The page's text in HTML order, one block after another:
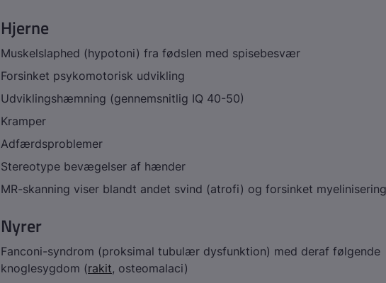
Hjerne
Muskelslaphed (hypotoni) fra fødslen med spisebesvær
Forsinket psykomotorisk udvikling
Udviklingshæmning (gennemsnitlig IQ 40-50)
Kramper
Adfærdsproblemer
Stereotype bevægelser af hænder
MR-skanning viser blandt andet svind (atrofi) og forsinket myelinisering
Nyrer
Fanconi-syndrom (proksimal tubulær dysfunktion) med deraf følgende
knoglesygdom (rakit, osteomalaci)